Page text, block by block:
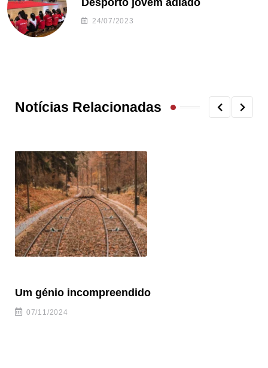
24/07/2023
Notícias Relacionadas
Um génio incompreendido
07/11/2024